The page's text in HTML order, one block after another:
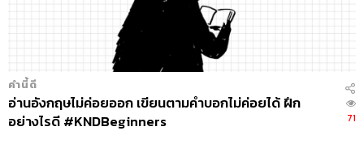
คำนี้ดี
อ่านอังกฤษไม่ค่อยออก เขียนตามคำบอกไม่ค่อยได้ ฝึก
อย่างไรดี #KNDBeginners
71